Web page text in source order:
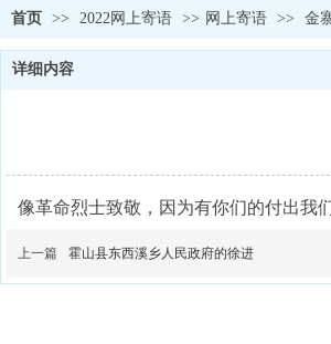
首页 >> 2022网上寄语 >> 网上寄语 >> 金
详细内容
像革命烈士致敬，因为有你们的付出我
上一篇 霍山县东西溪乡人民政府的徐进